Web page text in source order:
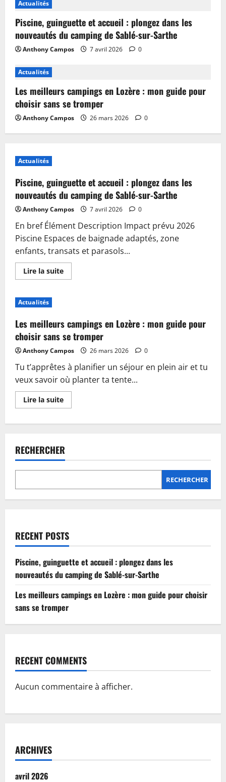
Actualités
Piscine, guinguette et accueil : plongez dans les
nouveautés du camping de Sablé-sur-Sarthe
Anthony Campos 7 avril 2026 0
Actualités
Les meilleurs campings en Lozère : mon guide pour
choisir sans se tromper
Anthony Campos 26 mars 2026 0
Actualités
Piscine, guinguette et accueil : plongez dans les
nouveautés du camping de Sablé-sur-Sarthe
Anthony Campos 7 avril 2026 0
En bref Élément Description Impact prévu 2026
Piscine Espaces de baignade adaptés, zone
enfants, transats et parasols...
Lire la suiteEn
savoir
accueil
:
plongez
dans
les
nouveautés
du
camping
de
Sablé-
sur-
Sarthe
Actualités
Les meilleurs campings en Lozère : mon guide pour
choisir sans se tromper
Anthony Campos 26 mars 2026 0
Tu t’apprêtes à planifier un séjour en plein air et tu
veux savoir où planter ta tente...
Lire la suiteEn
savoir
en
Lozère
:
mon
choisir
sans
RECHERCHER
RECHERCHER
RECENT POSTS
Piscine, guinguette et accueil : plongez dans les
nouveautés du camping de Sablé-sur-Sarthe
Les meilleurs campings en Lozère : mon guide pour choisir
sans se tromper
RECENT COMMENTS
Aucun commentaire à afficher.
ARCHIVES
avril 2026